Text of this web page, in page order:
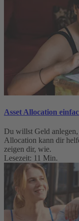
Asset Allocation
Du willst Geld
Allocation kann dir
zeigen dir, wie.
Lesezeit: 11 Min.